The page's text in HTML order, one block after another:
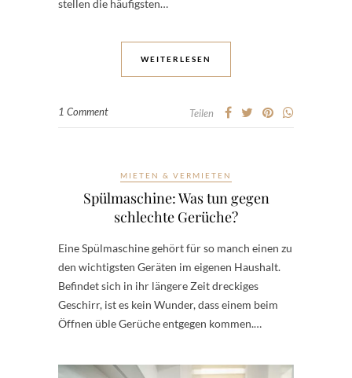
stellen die häufigsten…
WEITERLESEN
1 Comment Teilen
MIETEN & VERMIETEN
Spülmaschine: Was tun gegen
schlechte Gerüche?
Eine Spülmaschine gehört für so manch einen zu
den wichtigsten Geräten im eigenen Haushalt.
Befindet sich in ihr längere Zeit dreckiges
Geschirr, ist es kein Wunder, dass einem beim
Öffnen üble Gerüche entgegen kommen.…